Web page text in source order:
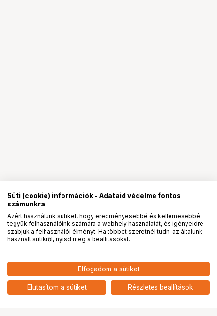
CANON EOS 2000D + EF-S 18-
55mm f/4-5.6 IS STM + EF 75-
300 f/4-5.6 III kit fekete
add
PROpartnerségek
Süti (cookie) információk - Adataid védelme fontos
számunkra
Azért használunk sütiket, hogy eredményesebbé és kellemesebbé
tegyük felhasználóink számára a webhely használatát, és igényeidre
szabjuk a felhasználói élményt. Ha többet szeretnél tudni az általunk
használt sütikről, nyisd meg a beállításokat.
Elfogadom a sütiket
Elutasítom a sütiket Részletes beállítások